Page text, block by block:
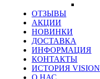
ОТЗЫВЫ
АКЦИИ
НОВИНКИ
ДОСТАВКА
ИНФОРМАЦИЯ
КОНТАКТЫ
ИСТОРИЯ VISION
О НАС